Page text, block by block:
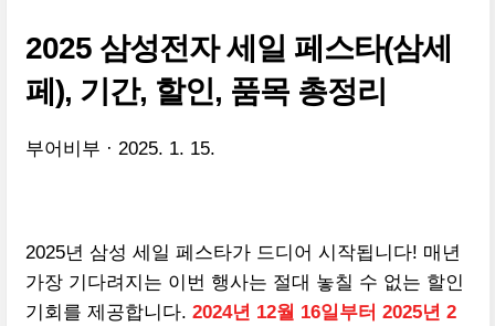
2025 삼성전자 세일 페스타(삼세
페), 기간, 할인, 품목 총정리
부어비부 2025. 1. 15.
2025년 삼성 세일 페스타가 드디어 시작됩니다! 매년
가장 기다려지는 이번 행사는 절대 놓칠 수 없는 할인
기회를 제공합니다. 2024년 12월 16일부터 2025년 2